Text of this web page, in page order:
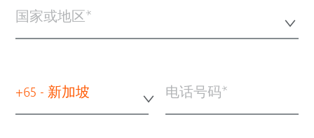
国家或地区*
+65 - 新加坡 电话号码